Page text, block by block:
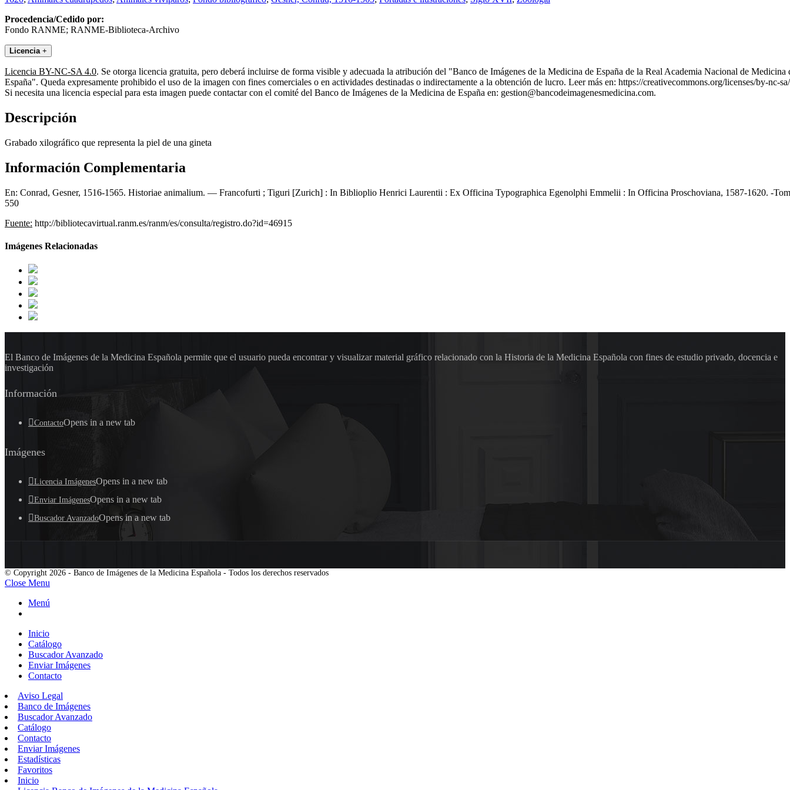
Procedencia/Cedido por:
Fondo RANME; RANME-Biblioteca-Archivo
Licencia +
Licencia BY-NC-SA 4.0. Se otorga licencia gratuita, pero deberá incluirse de forma visible y adecuada la atribución del "Banco de Imágenes de la Medicina de España de la Real Academia Nacional de Medicina
España". Queda expresamente prohibido el uso de la imagen con fines comerciales o en actividades destinadas o indirectamente a la obtención de lucro. Leer más en: https://creativecommons.org/licenses/by-nc-
Si necesita una licencia especial para esta imagen puede contactar con el comité del Banco de Imágenes de la Medicina de España en: gestion@bancodeimagenesmedicina.com.
Descripción
Grabado xilográfico que representa la piel de una gineta
Información Complementaria
En: Conrad, Gesner, 1516-1565. Historiae animalium. — Francofurti ; Tiguri [Zurich] : In Biblioplio Henrici Laurentii : Ex Officina Typographica Egenolphi Emmelii : In Officina Proschoviana, 1587-1620. -
550
Fuente: http://bibliotecavirtual.ranm.es/ranm/es/consulta/registro.do?id=46915
Imágenes Relacionadas
El Banco de Imágenes de la Medicina Española permite que el usuario pueda encontrar y visualizar material gráfico relacionado con la Historia de la Medicina Española con fines de estudio privado, docencia e
investigación
Información
ContactoOpens in a new tab
Imágenes
Licencia ImágenesOpens in a new tab
Enviar ImágenesOpens in a new tab
Buscador AvanzadoOpens in a new tab
© Copyright 2026 - Banco de Imágenes de la Medicina Española - Todos los derechos reservados
Close Menu
Menú
Inicio
Catálogo
Buscador Avanzado
Enviar Imágenes
Contacto
Aviso Legal
Banco de Imágenes
Buscador Avanzado
Catálogo
Contacto
Enviar Imágenes
Estadísticas
Favoritos
Inicio